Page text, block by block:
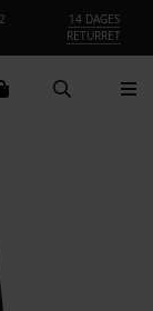
14 DAGES
RETURRET